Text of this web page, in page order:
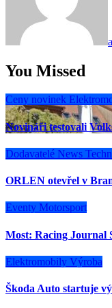
You Missed
Ceny novinek
Novináři testovali
Dodavatelé News
ORLEN otevřel v
Eventy Motorsport
Most: Racing Journal
Elektromobily Výroba
Škoda Auto startuje